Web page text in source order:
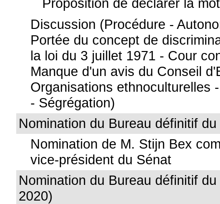
Proposition de déclarer la
Discussion (Procédure -
Portée du concept de
la loi du 3 juillet 1971 - Cour
Manque d'un avis du Conseil
Organisations ethnoculturelles
- Ségrégation)
Nomination du Bureau définitif
Nomination de M. Stijn Bex
vice-président du Sénat
Nomination du Bureau définitif
2020)